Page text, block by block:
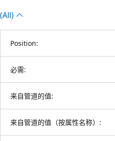
(All)
Position:
必需:
来自管道的值:
来自管道的值（按属性名称）: